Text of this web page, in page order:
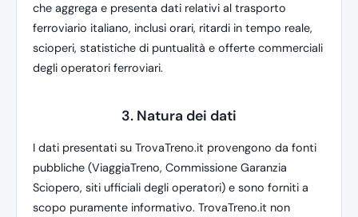
che aggrega e presenta dati relativi al trasporto
ferroviario italiano, inclusi orari, ritardi in tempo reale,
scioperi, statistiche di puntualità e offerte commerciali
degli operatori ferroviari.
3. Natura dei dati
I dati presentati su TrovaTreno.it provengono da fonti
pubbliche (ViaggiaTreno, Commissione Garanzia
Sciopero, siti ufficiali degli operatori) e sono forniti a
scopo puramente informativo. TrovaTreno.it non